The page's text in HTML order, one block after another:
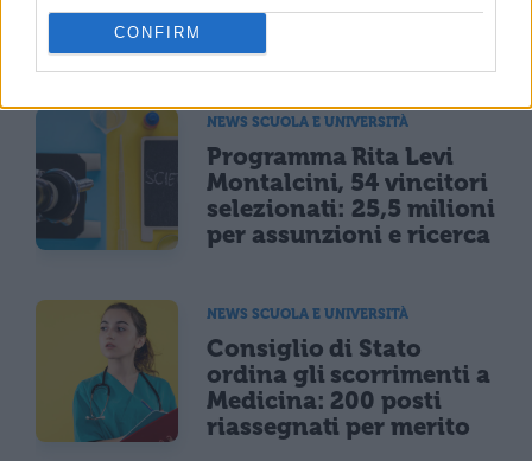
CONFIRM
25% per il taglio ai
NEWS SCUOLA E UNIVERSITÀ
Programma Rita Levi
Montalcini, 54 vincitori
selezionati: 25,5 milioni
per assunzioni e ricerca
NEWS SCUOLA E UNIVERSITÀ
Consiglio di Stato
ordina gli scorrimenti a
Medicina: 200 posti
riassegnati per merito